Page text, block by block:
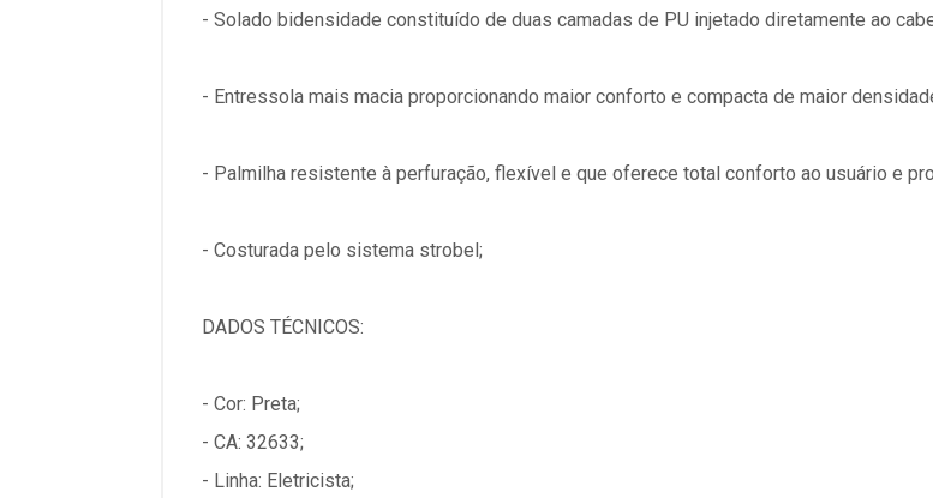
- Solado bidensidade constituído de duas camadas de PU injetado diretamente ao
- Entressola mais macia proporcionando maior conforto e compacta de maior
- Palmilha resistente à perfuração, flexível e que oferece total conforto ao usuário e
- Costurada pelo sistema strobel;
DADOS TÉCNICOS:
- Cor: Preta;
- CA: 32633;
- Linha: Eletricista;